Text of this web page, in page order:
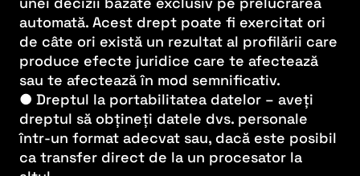
automată. Acest drept poate fi exercitat ori
de câte ori există un rezultat al profilării care
produce efecte juridice care te afectează
sau te afectează în mod semnificativ.
● Dreptul la portabilitatea datelor – aveți
dreptul să obțineți datele dvs. personale
într-un format adecvat sau, dacă este posibil
ca transfer direct de la un procesator la